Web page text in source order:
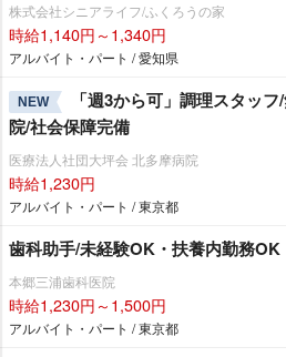
株式会社シニアライフ/ふくろうの家
時給1,140円～1,340円
アルバイト・パート / 愛知県
NEW
「週3から可」調理スタッ
院/社会保障完備
医療法人社団大坪会 北多摩病院
時給1,230円
アルバイト・パート / 東京都
歯科助手/未経験OK・扶養内勤務OK
本郷三浦歯科医院
時給1,230円～1,500円
アルバイト・パート / 東京都